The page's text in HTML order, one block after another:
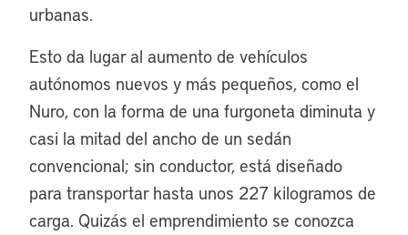
urbanas.
Esto da lugar al aumento de vehículos
autónomos nuevos y más pequeños, como el
Nuro, con la forma de una furgoneta diminuta y
casi la mitad del ancho de un sedán
convencional; sin conductor, está diseñado
para transportar hasta unos 227 kilogramos de
carga. Quizás el emprendimiento se conozca